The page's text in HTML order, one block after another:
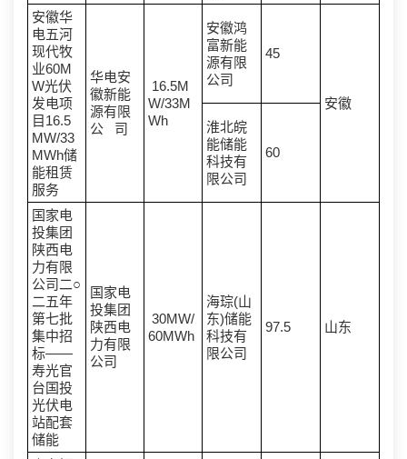
安徽华
电五河
现代牧
业60M
W光伏
发电项
目16.5
MW/33
MWh储
能租赁
服务
华电安
徽新能
源有限
公 司
16.5M
W/33M
Wh
安徽鸿
富新能
源有限
公司
45
安徽
淮北皖
能储能
科技有
限公司
60
国家电
投集团
陕西电
力有限
公司二○
二五年
第七批
集中招
标——
寿光官
台国投
光伏电
站配套
储能
国家电
投集团
陕西电
力有限
公司
30MW/
60MWh
海琮(山
东)储能
科技有
限公司
97.5 山东